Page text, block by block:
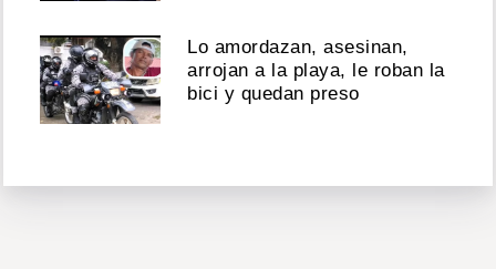
Lo amordazan, asesinan,
arrojan a la playa, le roban la
bici y quedan preso